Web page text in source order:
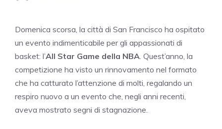
Domenica scorsa, la città di San Francisco ha ospitato
un evento indimenticabile per gli appassionati di
basket: l’All Star Game della NBA . Quest’anno, la
competizione ha visto un rinnovamento nel formato
che ha catturato l’attenzione di molti, regalando un
respiro nuovo a un evento che, negli anni recenti,
aveva mostrato segni di stagnazione.